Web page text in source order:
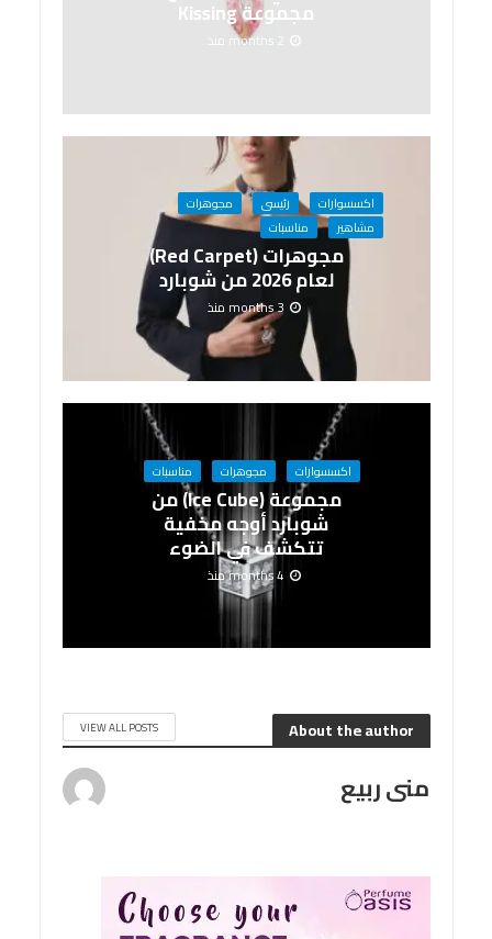
مجموعة Kissing
2 months منذ
اكسسوارات رئيسى
مجوهرات
مشاهير
مناسبات
مجوهرات (Red Carpet)
لعام 2026 من شوبارد
3 months منذ
اكسسوارات مجوهرات مناسبات
مجموعة (Ice Cube) من
شوبارد أوجه مخفية
تتكشف في الضوء
4 months منذ
About the author
VIEW ALL POSTS
منى ربيع